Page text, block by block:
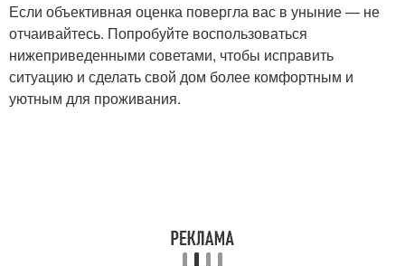
Если объективная оценка повергла вас в уныние — не
отчаивайтесь. Попробуйте воспользоваться
нижеприведенными советами, чтобы исправить
ситуацию и сделать свой дом более комфортным и
уютным для проживания.